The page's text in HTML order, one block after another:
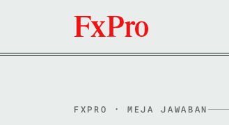
FXPRO · MEJA JAWABAN